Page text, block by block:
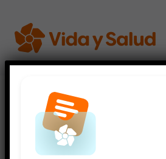
Embarazo y Bebés
La falta de oxígeno durante el
EMBARAZO Y BEBÉS